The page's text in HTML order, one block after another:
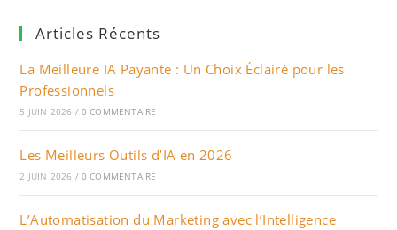
Articles Récents
La Meilleure IA Payante : Un Choix Éclairé pour les
Professionnels
5 JUIN 2026 / 0 COMMENTAIRE
Les Meilleurs Outils d’IA en 2026
2 JUIN 2026 / 0 COMMENTAIRE
L’Automatisation du Marketing avec l’Intelligence